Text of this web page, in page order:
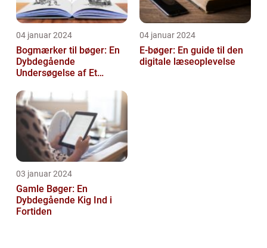
04 januar 2024
Bogmærker til bøger: En
Dybdegående
Undersøgelse af Et
04 januar 2024
E-bøger: En guide til den
digitale læseoplevelse
03 januar 2024
Gamle Bøger: En
Dybdegående Kig Ind i
Fortiden